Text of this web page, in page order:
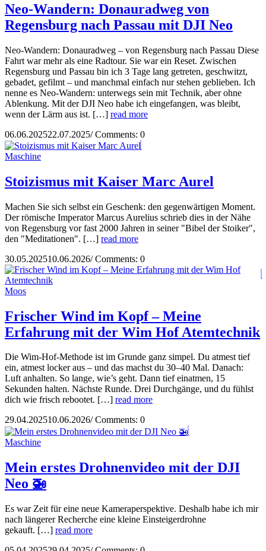
Neo-Wandern: Donauradweg von
Regensburg nach Passau mit DJI Neo
Neo-Wandern: Donauradweg – von Regensburg nach Passau Diese
Fahrt war mehr als eine Radtour. Sie war ein Reset. Zwischen
Regensburg und Passau bin ich 3 Tage lang getreten, geschwitzt,
gebadet, gefilmt – und manchmal einfach nur stehen geblieben. Ich
nenne es Neo-Wandern: unterwegs sein mit Technik, aber ohne
Ablenkung. Mit der DJI Neo habe ich eingefangen, was bleibt,
wenn der Lärm aus ist. […] read more
06.06.202522.07.2025/Comments: 0
Maschine
Stoizismus mit Kaiser Marc Aurel
Machen Sie sich selbst ein Geschenk: den gegenwärtigen Moment.
Der römische Imperator Marcus Aurelius schrieb dies in der Nähe
von Regensburg vor fast 2000 Jahren in seiner "Bibel der Stoiker",
den "Meditationen". […] read more
30.05.202510.06.2026/Comments: 0
Moos
Frischer Wind im Kopf – Meine
Erfahrung mit der Wim Hof Atemtechnik
Die Wim-Hof-Methode ist im Grunde ganz simpel. Du atmest tief
ein, atmest locker aus – und das machst du 30–40 Mal. Danach:
Luft anhalten. So lange, wie’s geht. Dann tief einatmen, 15
Sekunden halten. Nächste Runde. Drei Durchgänge, und du fühlst
dich wie frisch rebootet. […] read more
29.04.202510.06.2026/Comments: 0
Maschine
Mein erstes Drohnenvideo mit der DJI
Neo 🚁
Es war Zeit für eine neue Kameraperspektive. Deshalb habe ich mir
nach längerer Recherche eine kleine Einsteigerdrohne
gekauft. […] read more